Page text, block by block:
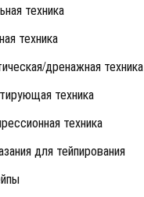
техника
техника
дренажная техника
техника
техника
для тейпирования